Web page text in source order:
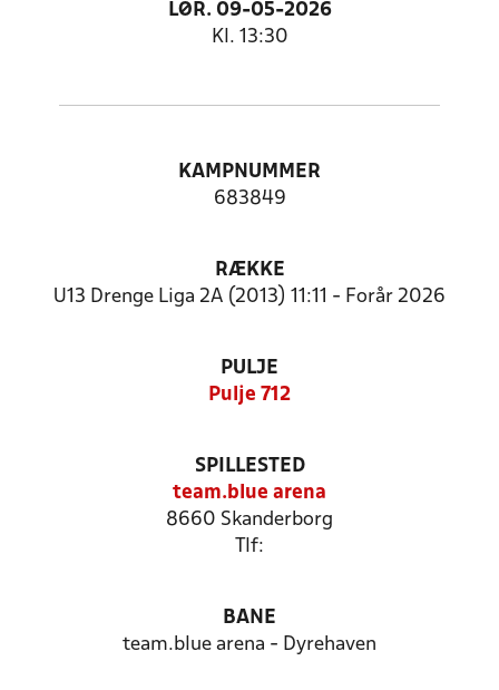
LØR. 09-05-2026
Kl. 13:30
KAMPNUMMER
683849
RÆKKE
U13 Drenge Liga 2A (2013) 11:11 - Forår 2026
PULJE
Pulje 712
SPILLESTED
team.blue arena
8660 Skanderborg
Tlf:
BANE
team.blue arena - Dyrehaven